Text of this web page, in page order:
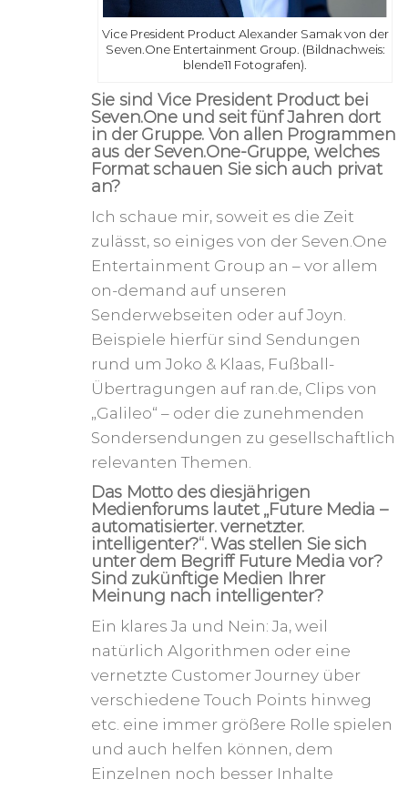
Vice President Product Alexander Samak von der
Seven.One Entertainment Group. (Bildnachweis:
blende11 Fotografen).
Sie sind Vice President Product bei
Seven.One und seit fünf Jahren dort
in der Gruppe. Von allen Programmen
aus der Seven.One-Gruppe, welches
Format schauen Sie sich auch privat
an?
Ich schaue mir, soweit es die Zeit
zulässt, so einiges von der Seven.One
Entertainment Group an – vor allem
on-demand auf unseren
Senderwebseiten oder auf Joyn.
Beispiele hierfür sind Sendungen
rund um Joko & Klaas, Fußball-
Übertragungen auf ran.de, Clips von
„Galileo“ – oder die zunehmenden
Sondersendungen zu gesellschaftlich
relevanten Themen.
Das Motto des diesjährigen
Medienforums lautet „Future Media –
automatisierter. vernetzter.
intelligenter?“. Was stellen Sie sich
unter dem Begriff Future Media vor?
Sind zukünftige Medien Ihrer
Meinung nach intelligenter?
Ein klares Ja und Nein: Ja, weil
natürlich Algorithmen oder eine
vernetzte Customer Journey über
verschiedene Touch Points hinweg
etc. eine immer größere Rolle spielen
und auch helfen können, dem
Einzelnen noch besser Inhalte